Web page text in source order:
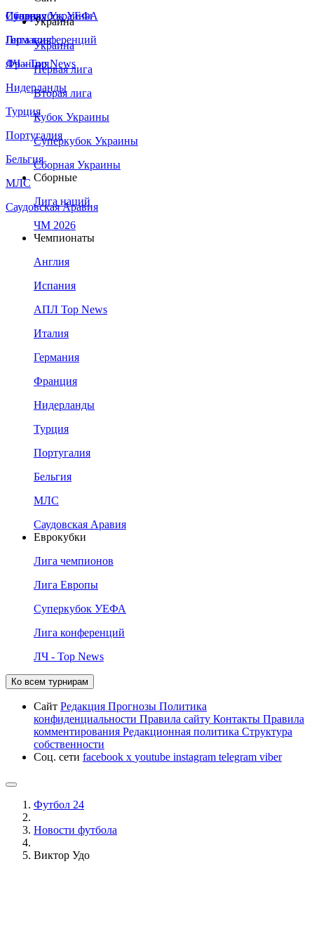
Сборная Украины
Италия
Германия
Франция
Нидерланды
Турция
Португалия
Бельгия
МЛС
Саудовская Аравия
Суперкубок УЕФА
Лига конференций
ЛЧ - Top News
Украина
Украина
Первая лига
Вторая лига
Кубок Украины
Суперкубок Украины
Сборная Украины
Сборные
Лига наций
ЧМ 2026
Чемпионаты
Англия
Испания
АПЛ Top News
Италия
Германия
Франция
Нидерланды
Турция
Португалия
Бельгия
МЛС
Саудовская Аравия
Еврокубки
Лига чемпионов
Лига Европы
Суперкубок УЕФА
Лига конференций
ЛЧ - Top News
Ко всем турнирам
Сайт Редакция Прогнозы Политика
конфиденциальности Правила сайту Контакты Правила
комментирования Редакционная политика Структура
собственности
Соц. сети facebook x youtube instagram telegram viber
Футбол 24
Новости футбола
Виктор Удо